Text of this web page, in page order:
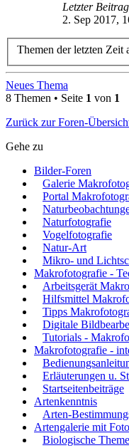
Letzter Beitrag
2. Sep 2017,
Themen der letzten Zeit
Neues Thema
8 Themen • Seite 1 von 1
Zurück zur Foren-
Gehe zu
Bilder-Foren
Galerie
Portal
Naturfotografie
Vogelfotografie
Natur-Art
Mikro- und
Makrofotografie -
Arbeitsgerät
Hilfsmittel
Tipps
Digitale
Tutorials -
Makrofotografie -
Erläuterungen u.
Startseitenbeiträge
Artenkenntnis
Arten-
Artengalerie mit
Biologische